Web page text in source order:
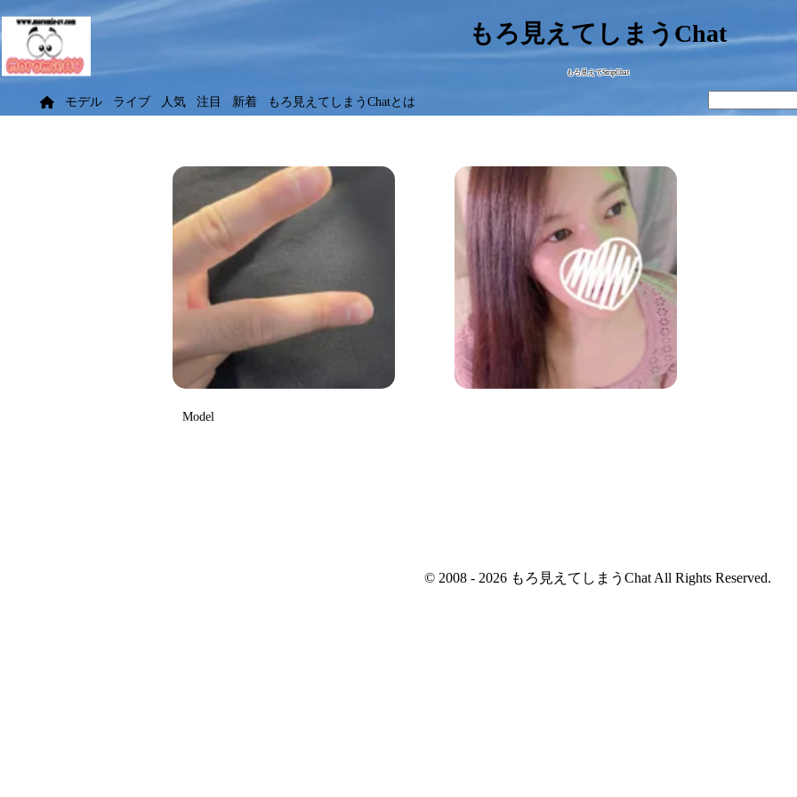
もろ見えてしまうChat
もろ見えてStripChat
モデル ライブ 人気 注目 新着 もろ見えてしまうChatとは
Model
© 2008 - 2026 もろ見えてしまうChat All Rights Reserved.